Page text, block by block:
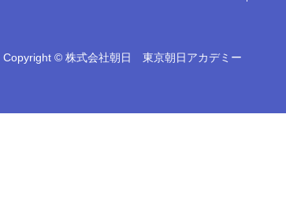
Copyright © 株式会社朝日 東京朝日アカデミー